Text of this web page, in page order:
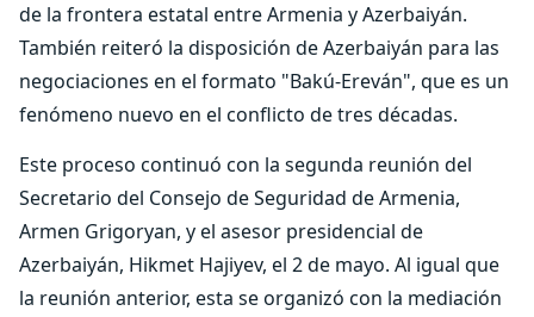
de la frontera estatal entre Armenia y Azerbaiyán.
También reiteró la disposición de Azerbaiyán para las
negociaciones en el formato "Bakú-Ereván", que es un
fenómeno nuevo en el conflicto de tres décadas.
Este proceso continuó con la segunda reunión del
Secretario del Consejo de Seguridad de Armenia,
Armen Grigoryan, y el asesor presidencial de
Azerbaiyán, Hikmet Hajiyev, el 2 de mayo. Al igual que
la reunión anterior, esta se organizó con la mediación